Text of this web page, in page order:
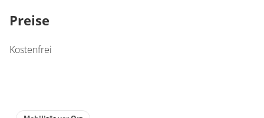
Preise
Kostenfrei